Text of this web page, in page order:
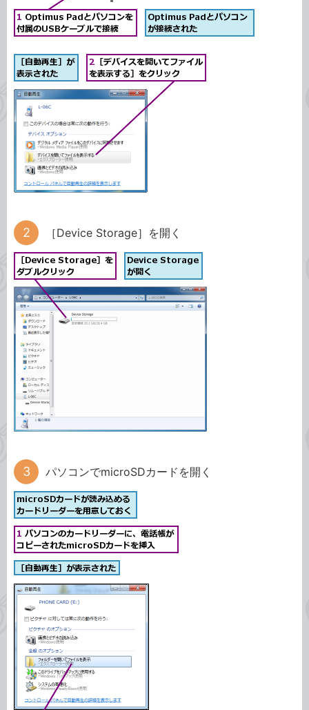
［Device Storage］を開く
パソコンでmicroSDカードを開く